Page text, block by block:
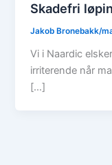
Skadefri
Jakob Bronebakk/
Vi i Naardic
irriterende når
[…]